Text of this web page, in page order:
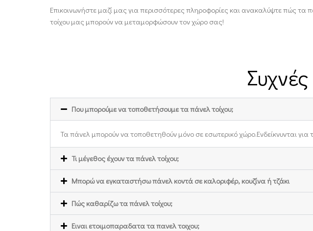
Επικοινωνήστε μαζί μας για περισσότερες πληροφορίες και ανακαλύψτε πώς τα
τοίχου μας μπορούν να μεταμορφώσουν τον χώρο σας!
Που μπορούμε να τοποθετήσουμε τα πάνελ τοίχου;
Τα πάνελ μπορούν να τοποθετηθούν μόνο σε εσωτερικό χώρο.Ενδείκνυνται για
Τι μέγεθος έχουν τα πάνελ τοίχου;
Mπορώ να εγκαταστήσω πάνελ κοντά σε καλοριφέρ, κουζίνα ή τζάκι
Πώς καθαρίζω τα πάνελ τοίχου;
Ειναι ετοιμοπαραδατα τα πανελ τοιχου;